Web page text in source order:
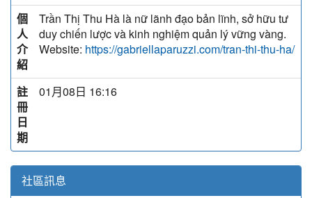
個
人
介
紹
Trần Thị Thu Hà là nữ lãnh đạo bản lĩnh, sở hữu tư
duy chiến lược và kinh nghiệm quản lý vững vàng.
Website: https://gabriellaparuzzi.com/tran-thi-thu-ha/
註
冊
日
期
01月08日 16:16
社區訊息